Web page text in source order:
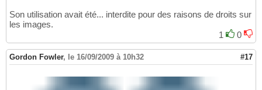
Son utilisation avait été... interdite pour des raisons de droits sur
les images.
1
0
Gordon Fowler, le 16/09/2009 à 10h32 #17